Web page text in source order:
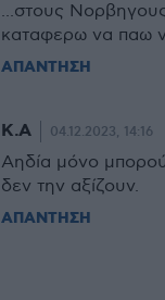
...στους
καταφερω να παω
ΑΠΑΝΤΗΣΗ
Κ.Α 04.12.2023, 14:16
Αηδία μόνο
δεν την αξίζουν.
ΑΠΑΝΤΗΣΗ